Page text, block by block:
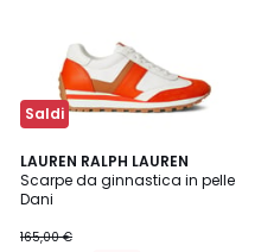
Saldi
LAUREN RALPH LAUREN
Scarpe da ginnastica in pelle
Dani
165,00 €
5
/
5
2
Colori